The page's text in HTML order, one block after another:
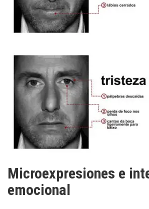
Microexpresiones e
emocional